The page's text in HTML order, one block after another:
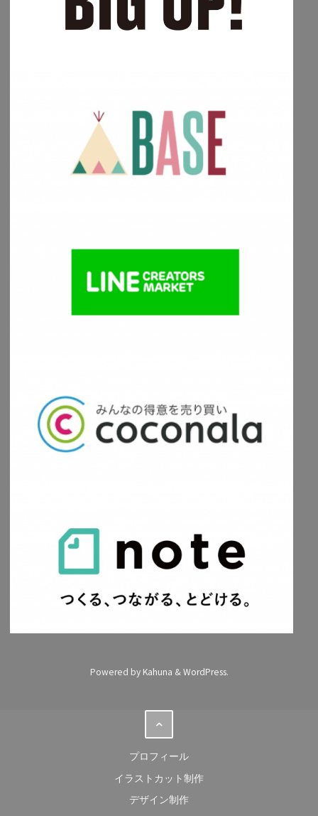
Powered byKahuna &WordPress.
プロフィール
イラストカット制作
デザイン制作